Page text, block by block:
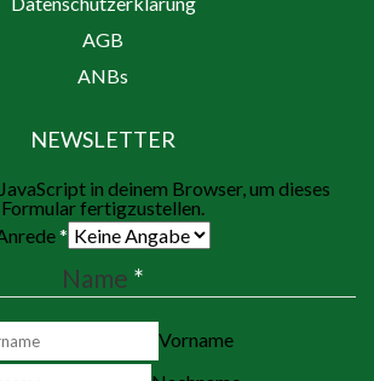
AGB
ANBs
NEWSLETTER
in deinem Browser, um dieses
Formular fertigzustellen.
*
Name *
Vorname